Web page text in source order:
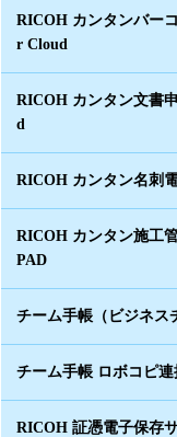
RICOH カンタンバー
r Cloud
RICOH カンタン文書
d
RICOH カンタン名刺
RICOH カンタン施工
PAD
チーム手帳（ビジネス
チーム手帳 ロボコピ連
RICOH 証憑電子保存